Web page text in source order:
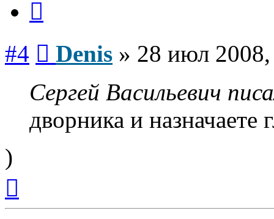
#4 Denis » 28 июл
Сергей Васильевич
дворника и
)
началу